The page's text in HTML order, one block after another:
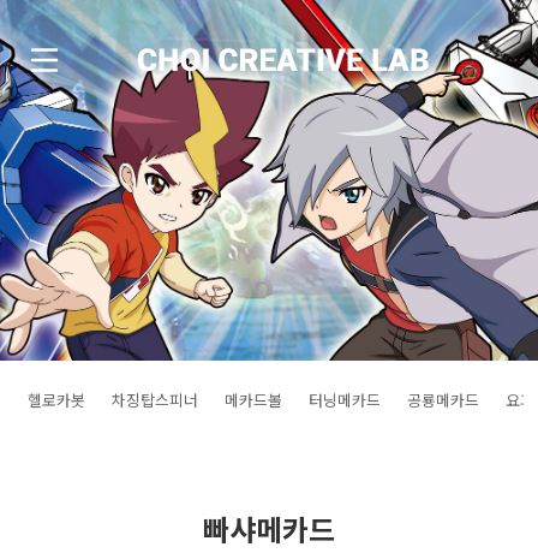
헬로카봇 차징탑스피너 메카드볼 터닝메카드 공룡메카드 요
빠샤메카드